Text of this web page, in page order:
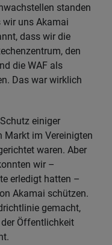
standen
uns Akamai
dass wir die
den
die WAF als
Das war wirklich
einiger
Markt im Vereinigten
waren. Aber
wir –
erledigt hatten –
Akamai schützen.
gemacht,
Öffentlichkeit